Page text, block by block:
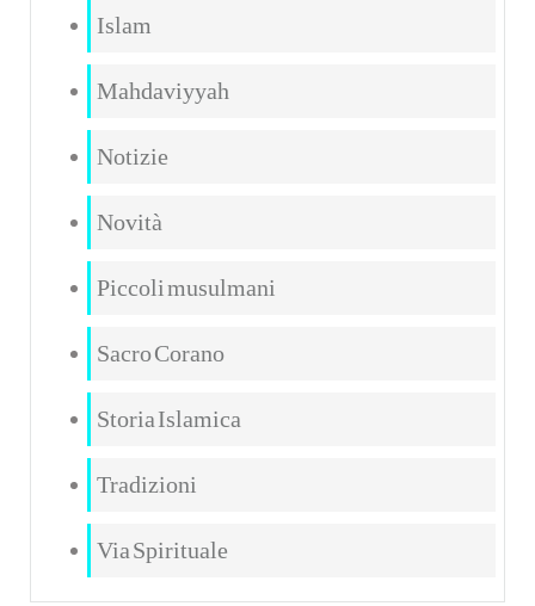
Islam
Mahdaviyyah
Notizie
Novità
Piccoli musulmani
Sacro Corano
Storia Islamica
Tradizioni
Via Spirituale